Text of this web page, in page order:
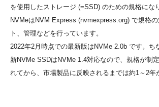
を使用したストレージ (=SSD) のための規格にな
NVMeはNVM Express (nvmexpress.org) で規格
ト、管理などを行っています。
2022年2月時点での最新版はNVMe 2.0b です。ち
新NVMe SSDはNVMe 1.4対応なので、規格が制
れてから、市場製品に反映されるまでは約1～2年